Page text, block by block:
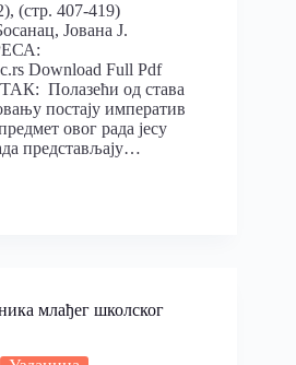
(стр. 407-419)
Јована Ј.
Download Full Pdf
Полазећи од става
постају императив
овог рада јесу
представљају…
млађег школског